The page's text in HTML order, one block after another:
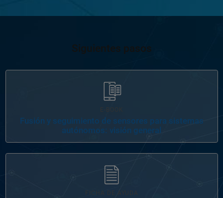
Siguientes pasos
Fusión y seguimiento de sensores para sistemas
autónomos: visión general